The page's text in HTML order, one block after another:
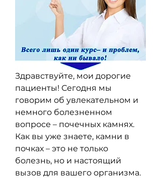
Здравствуйте, мои дорогие
пациенты! Сегодня мы
говорим об увлекательном и
немного болезненном
вопросе – почечных камнях.
Как вы уже знаете, камни в
почках – это не только
болезнь, но и настоящий
вызов для вашего организма.